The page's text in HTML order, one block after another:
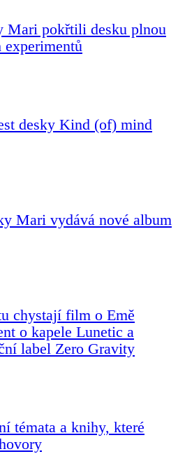
Mari pokřtili desku plnou
desky Kind (of) mind
Mari vydává nové album
chystají film o Emě
o kapele Lunetic a
label Zero Gravity
témata a knihy, které